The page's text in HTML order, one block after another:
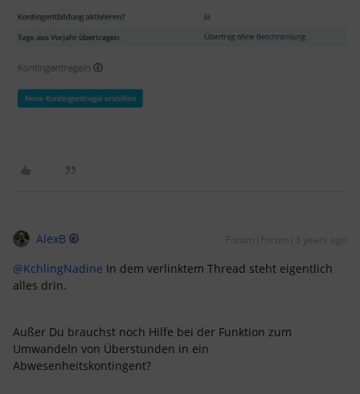
AlexB Forum|Forum|3 years ago
@KchlingNadine In dem verlinktem Thread steht eigentlich
alles drin.
Außer Du brauchst noch Hilfe bei der Funktion zum
Umwandeln von Überstunden in ein
Abwesenheitskontingent?